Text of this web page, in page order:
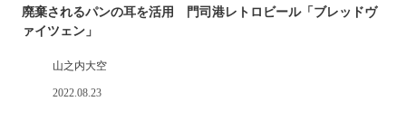
廃棄されるパンの耳を活用 門司港レトロビール「ブレッドヴ
ァイツェン」
山之内大空
2022.08.23